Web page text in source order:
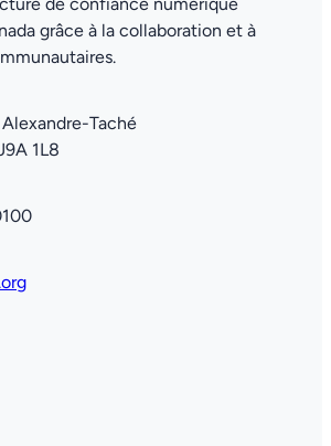
grâce à la collaboration et à
Taché
1L8